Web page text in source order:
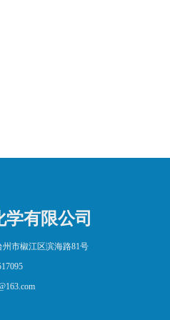
有限公司
州市椒江区滨海路81号